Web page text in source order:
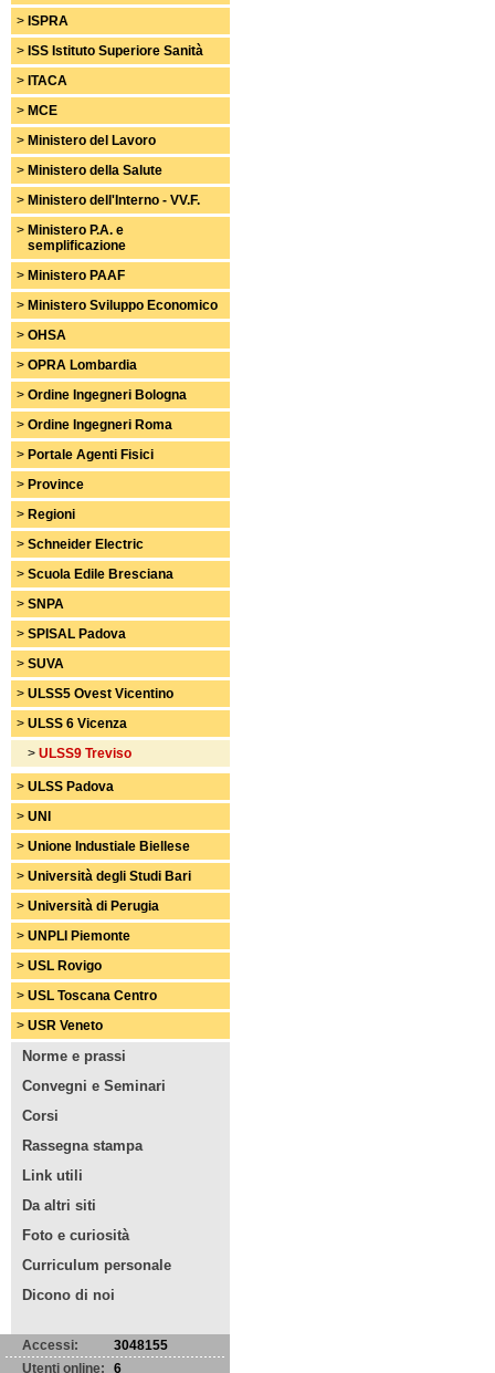
> ISPRA
> ISS Istituto Superiore Sanità
> ITACA
> MCE
> Ministero del Lavoro
> Ministero della Salute
> Ministero dell'Interno - VV.F.
> Ministero P.A. e
semplificazione
> Ministero PAAF
> Ministero Sviluppo Economico
> OHSA
> OPRA Lombardia
> Ordine Ingegneri Bologna
> Ordine Ingegneri Roma
> Portale Agenti Fisici
> Province
> Regioni
> Schneider Electric
> Scuola Edile Bresciana
> SNPA
> SPISAL Padova
> SUVA
> ULSS5 Ovest Vicentino
> ULSS 6 Vicenza
> ULSS9 Treviso
> ULSS Padova
> UNI
> Unione Industiale Biellese
> Università degli Studi Bari
> Università di Perugia
> UNPLI Piemonte
> USL Rovigo
> USL Toscana Centro
> USR Veneto
Norme e prassi
Convegni e Seminari
Corsi
Rassegna stampa
Link utili
Da altri siti
Foto e curiosità
Curriculum personale
Dicono di noi
Accessi:
3048155
Utenti online:
6